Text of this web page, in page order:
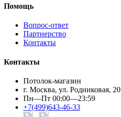
Помощь
Вопрос-ответ
Партнерство
Контакты
Контакты
Потолок-магазин
г. Москва, ул. Родниковая, 20
Пн—Пт 00:00—23:59
+7(499)643-46-33